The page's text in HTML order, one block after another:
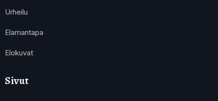
Urheilu
Elamantapa
Elokuvat
Sivut